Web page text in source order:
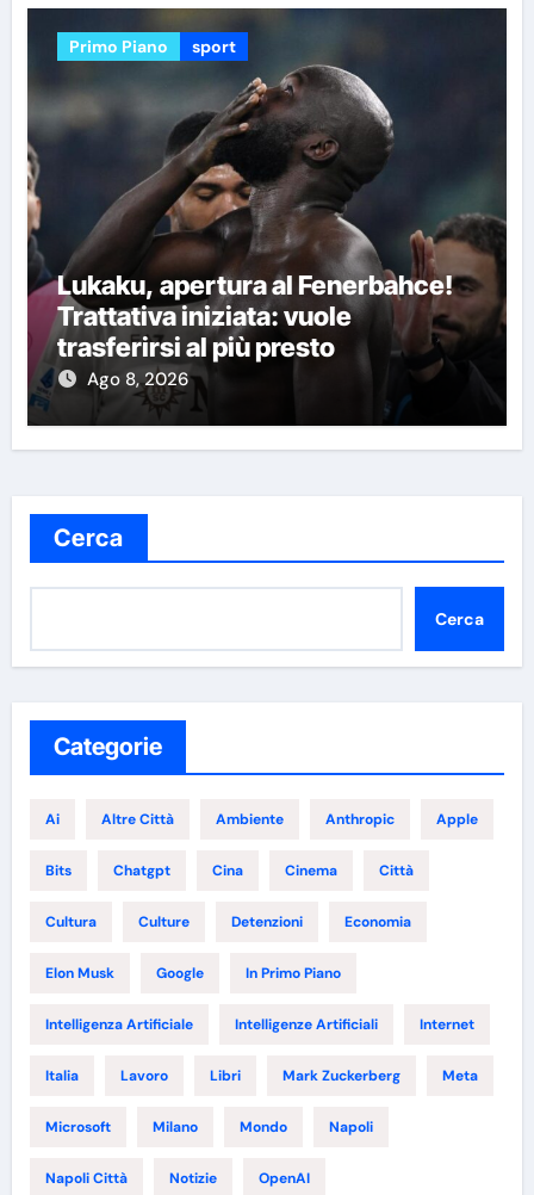
Primo Piano sport
Lukaku, apertura al Fenerbahce!
Trattativa iniziata: vuole
trasferirsi al più presto
Ago 8, 2026
Cerca
Cerca
Categorie
Ai Altre Città Ambiente Anthropic Apple
Bits Chatgpt Cina Cinema Città
Cultura Culture Detenzioni Economia
Elon Musk Google In Primo Piano
Intelligenza Artificiale Intelligenze Artificiali Internet
Italia Lavoro Libri Mark Zuckerberg Meta
Microsoft Milano Mondo Napoli
Napoli Città Notizie OpenAI